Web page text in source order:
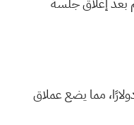
موعد النشر، تُعدّ مايكروسوفت من بين الشركات الأقل أداءً في المجموعة. فقد انخفضت أسهمها بنحو 22% عن أعلى مستوى لها خلال 52 أسبوعًا والبالغ 555.45 دولارًا، مما يضع عملاق